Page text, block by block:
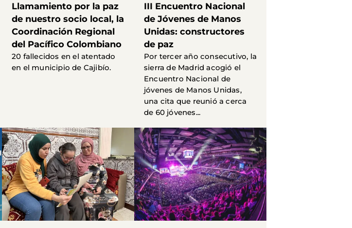
Llamamiento por la paz
de nuestro socio local, la
Coordinación Regional
del Pacífico Colombiano
20 fallecidos en el atentado
en el municipio de Cajibío.
III Encuentro Nacional
de Jóvenes de Manos
Unidas: constructores
de paz
Por tercer año consecutivo, la
sierra de Madrid acogió el
Encuentro Nacional de
jóvenes de Manos Unidas,
una cita que reunió a cerca
de 60 jóvenes...